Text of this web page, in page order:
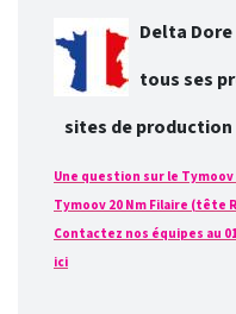
Delta
tous ses
sites de production
Une question sur le
Tymoov 20 Nm Filaire (tête
Contactez nos équipes au
ici